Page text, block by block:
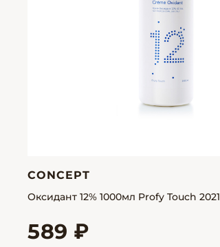
CONCEPT
Оксидант 12% 1000мл Profy Touch 2021
589 ₽